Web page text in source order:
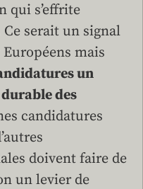
qui s’effrite
serait un signal
mais
un
des
candidatures
doivent faire de
un levier de